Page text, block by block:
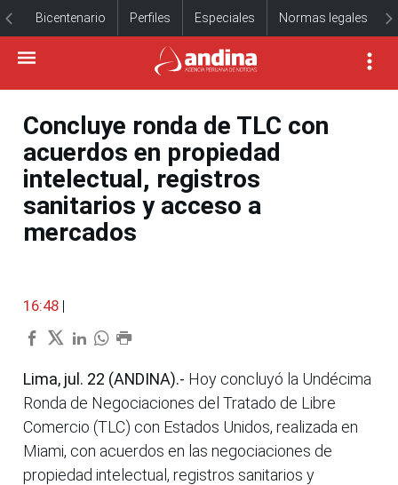
Bicentenario Perfiles Especiales Normas legales
Concluye ronda de TLC con
acuerdos en propiedad
intelectual, registros
sanitarios y acceso a
mercados
16:48 |
Lima, jul. 22 (ANDINA).- Hoy concluyó la Undécima
Ronda de Negociaciones del Tratado de Libre
Comercio (TLC) con Estados Unidos, realizada en
Miami, con acuerdos en las negociaciones de
propiedad intelectual, registros sanitarios y